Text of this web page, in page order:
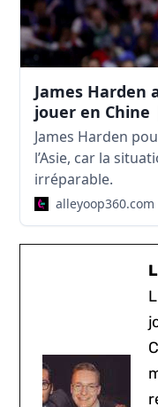
James Harden
jouer en Chine
James Harden
l’Asie, car la
irréparable.
alleyoop360.com